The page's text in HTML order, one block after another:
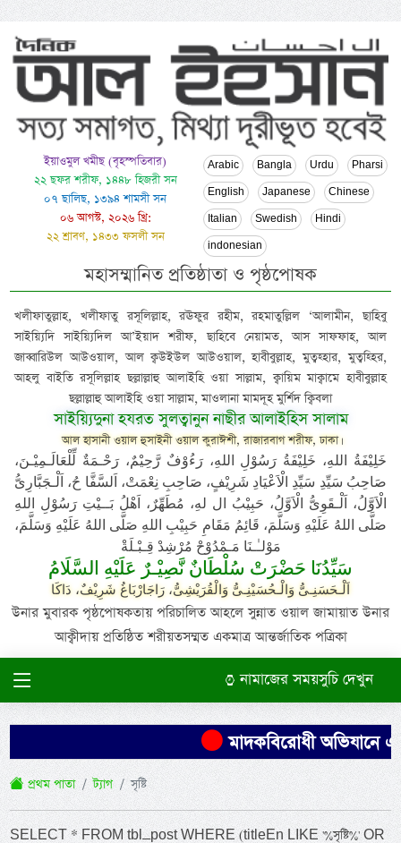
ইয়াওমুল খমীছ (বৃহস্পতিবার)
২২ ছফর শরীফ, ১৪৪৮ হিজরী সন
০৭ ছালিছ, ১৩৯৪ শামসী সন
০৬ আগস্ট, ২০২৬ খ্রি:
২২ শ্রাবণ, ১৪৩৩ ফসলী সন
Arabic Bangla Urdu Pharsi
English Japanese Chinese
Italian Swedish Hindi
indonesian
মহাসম্মানিত প্রতিষ্ঠাতা ও পৃষ্ঠপোষক
খলীফাতুল্লাহ, খলীফাতু রসূলিল্লাহ, রঊফুর রহীম, রহমাতুল্লিল ‘আলামীন, ছাহিবু
সাইয়্যিদি সাইয়্যিদিল আ’ইয়াদ শরীফ, ছাহিবে নেয়ামত, আস সাফফাহ, আল
জাব্বারিউল আউওয়াল, আল ক্বউইউল আউওয়াল, হাবীবুল্লাহ, মুত্বহ্হার, মুত্বহ্হির,
আহলু বাইতি রসূলিল্লাহ ছল্লাল্লাহু আলাইহি ওয়া সাল্লাম, ক্বায়িম মাক্বামে হাবীবুল্লাহ
ছল্লাল্লাহু আলাইহি ওয়া সাল্লাম, মাওলানা মামদূহ মুর্শিদ ক্বিবলা
সাইয়্যিদুনা হযরত সুলত্বানুন নাছীর আলাইহিস সালাম
আল হাসানী ওয়াল হুসাইনী ওয়াল কুরাঈশী, রাজারবাগ শরীফ, ঢাকা।
خَلِيْفَةُ اللهِ، خَلِيْفَةُ رَسُوْلِ اللهِ، رَءُوْفٌ رَّحِيْمٌ، رَحْـمَةٌ لِّلْعَالَـمِيْـنَ،
صَاحِبُ سَيِّدِ سَيِّدِ الْاَعْيَادِ شَرِيْفٍ، صَاحِبِ نِعْمَتْ، اَلسَّفَّا حُ، اَلْـجَبَّارِىُّ
الْاَوَّلُ، اَلْـقَوِىُّ الْاَوَّلُ، حَبِيْبُ ال لهِ، مُطَهِّرٌ، اَهْلُ بَــيْتِ رَسُوْلِ اللهِ
صَلَّى اللهُ عَلَيْهِ وَسَلَّمَ، قَائِمُ مَقَامِ حَبِيْبِ اللهِ صَلَّى اللهُ عَلَيْهِ وَسَلَّمَ،
مَوْلـٰـنَا مَـمْدُوْحْ مُرْشِدْ قِـبْـلَةْ
سَيِّدُنَا حَضْرَتْ سُلْطَانٌ نَّصِيْـرٌ عَلَيْهِ السَّلَامُ
اَلْـحَسَنِـىُّ وَالْـحُسَيْنِـىُّ وَالْقُرَيْشِىُّ، رَاجَارْبَاغُ شَرِيْفٌ، دَاكَا
উনার মুবারক পৃষ্ঠপোষকতায় পরিচালিত আহলে সুন্নাত ওয়াল জামায়াত উনার
আক্বীদায় প্রতিষ্ঠিত শরীয়তসম্মত একমাত্র আন্তর্জাতিক পত্রিকা
নামাজের সময়সুচি দেখুন
মাদকবিরোধী অভিযানে
প্রথম পাতা ট্যাগ সৃষ্টি
SELECT * FROM tbl_post WHERE (titleEn LIKE '%সৃষ্টি%' OR